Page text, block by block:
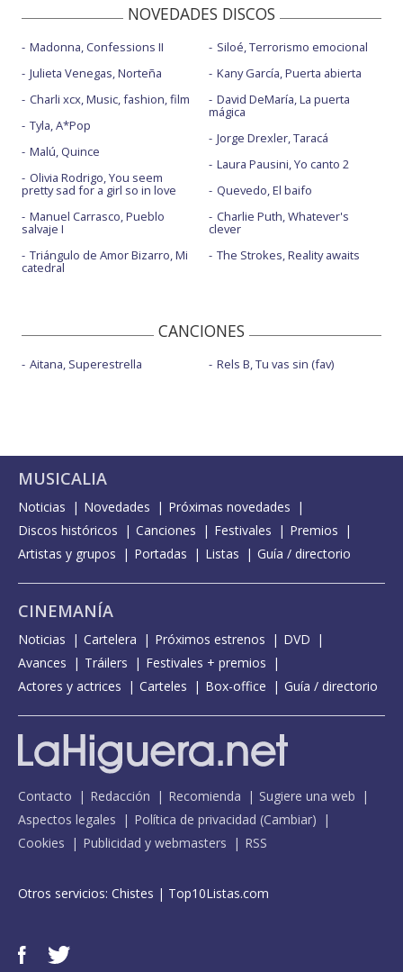
NOVEDADES DISCOS
Madonna, Confessions II
Julieta Venegas, Norteña
Charli xcx, Music, fashion, film
Tyla, A*Pop
Malú, Quince
Olivia Rodrigo, You seem
pretty sad for a girl so in love
Manuel Carrasco, Pueblo
salvaje I
Triángulo de Amor Bizarro, Mi
catedral
Siloé, Terrorismo emocional
Kany García, Puerta abierta
David DeMaría, La puerta
mágica
Jorge Drexler, Taracá
Laura Pausini, Yo canto 2
Quevedo, El baifo
Charlie Puth, Whatever's
clever
The Strokes, Reality awaits
CANCIONES
Aitana, Superestrella Rels B, Tu vas sin (fav)
MUSICALIA
Noticias Novedades
Próximas novedades
Discos históricos
Canciones Festivales
Premios
Artistas y grupos
Portadas Listas Guía / directorio
CINEMANÍA
Noticias Cartelera Próximos estrenos
DVD
Avances
Tráilers
Festivales + premios
Actores y actrices
Carteles Box-office Guía / directorio
Contacto Redacción Recomienda
Sugiere una web
Aspectos legales
Política de privacidad (Cambiar)
Cookies
Publicidad y webmasters RSS
Otros servicios: Chistes | Top10Listas.com